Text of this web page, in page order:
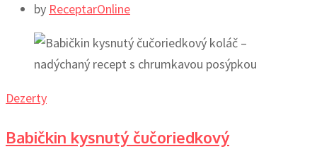
by ReceptarOnline
Dezerty
Babičkin kysnutý čučoriedkový